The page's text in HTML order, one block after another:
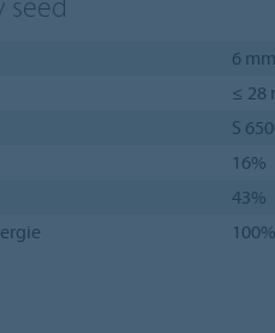
6 mm
≤ 28
S
16%
43%
100%